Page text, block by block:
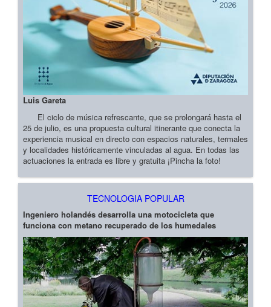
Luis Gareta
El ciclo de música refrescante, que se prolongará hasta el
25 de julio, es una propuesta cultural itinerante que conecta la
experiencia musical en directo con espacios naturales, termales
y localidades históricamente vinculadas al agua. En todas las
actuaciones la entrada es libre y gratuita ¡Pincha la foto!
TECNOLOGIA POPULAR
Ingeniero holandés desarrolla una motocicleta que
funciona con metano recuperado de los humedales